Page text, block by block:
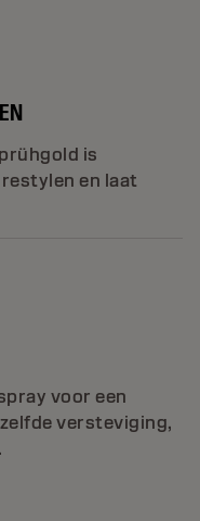
is
en laat
voor een
versteviging,